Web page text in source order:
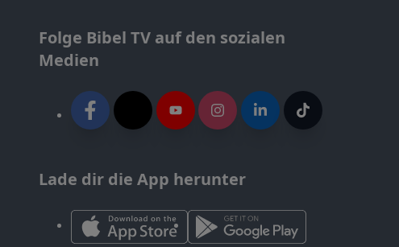
Folge Bibel TV auf den sozialen
Medien
Lade dir die App herunter